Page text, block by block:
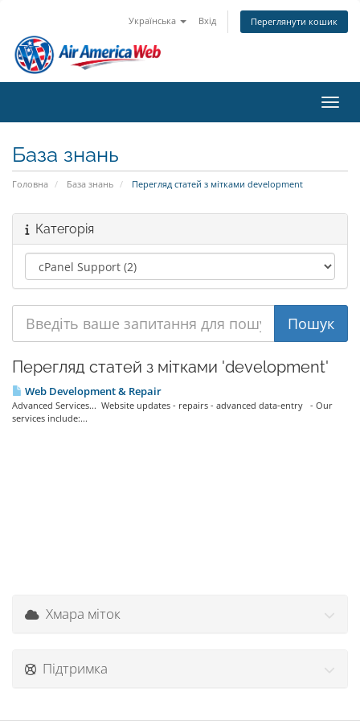
Українська Вхід Переглянути кошик
База знань
Головна База знань Перегляд статей з мітками development
Категорія
Перегляд статей з мітками 'development'
Web Development & Repair
Advanced Services... Website updates - repairs - advanced data-entry - Our
services include:...
Хмара міток
Підтримка